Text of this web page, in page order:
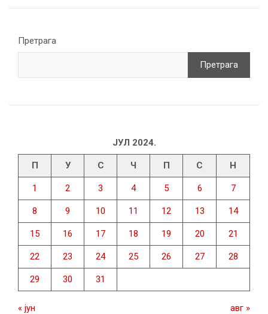
Претрага
Претрага
ЈУЛ 2024.
П У С Ч П С Н
1 2 3 4 5 6 7
8 9 10 11 12 13 14
15 16 17 18 19 20 21
22 23 24 25 26 27 28
29 30 31
« јун авг »